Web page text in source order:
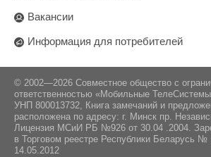
Вакансии
Информация для потребителей
© 2002—2026 Совместное общество с
ответственностью «Мобильные
УНП 800013732, Книга замечаний и
расположена по адресу: г. Минск пр.
Лицензия МСиИ РБ №926 от 30.04 .2004.
в Торговом реестре Республики Беларусь №
14.05.2012